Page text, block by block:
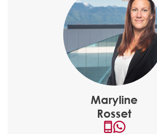
Maryline
Rosset